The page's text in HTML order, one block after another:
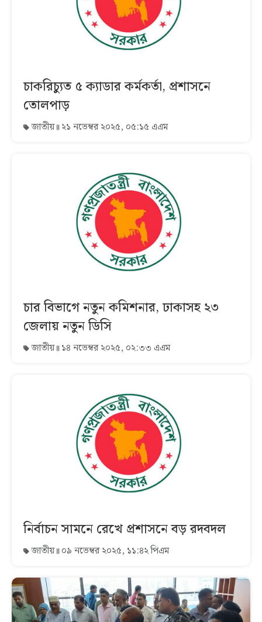
চাকরিচ্যুত ৫ ক্যাডার কর্মকর্তা, প্রশাসনে
তোলপাড়
জাতীয় ২১ নভেম্বর ২০২৫, ০৫:১৫ এএম
চার বিভাগে নতুন কমিশনার, ঢাকাসহ ২৩
জেলায় নতুন ডিসি
জাতীয় ১৪ নভেম্বর ২০২৫, ০২:৩৩ এএম
নির্বাচন সামনে রেখে প্রশাসনে বড় রদবদল
জাতীয় ০৯ নভেম্বর ২০২৫, ১১:৪২ পিএম